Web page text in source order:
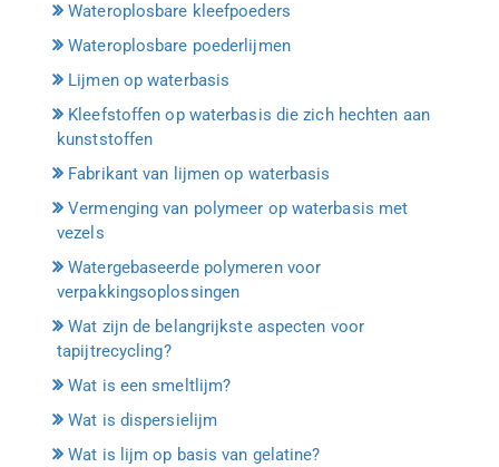
Wateroplosbare kleefpoeders
Wateroplosbare poederlijmen
Lijmen op waterbasis
Kleefstoffen op waterbasis die zich hechten aan
kunststoffen
Fabrikant van lijmen op waterbasis
Vermenging van polymeer op waterbasis met
vezels
Watergebaseerde polymeren voor
verpakkingsoplossingen
Wat zijn de belangrijkste aspecten voor
tapijtrecycling?
Wat is een smeltlijm?
Wat is dispersielijm
Wat is lijm op basis van gelatine?